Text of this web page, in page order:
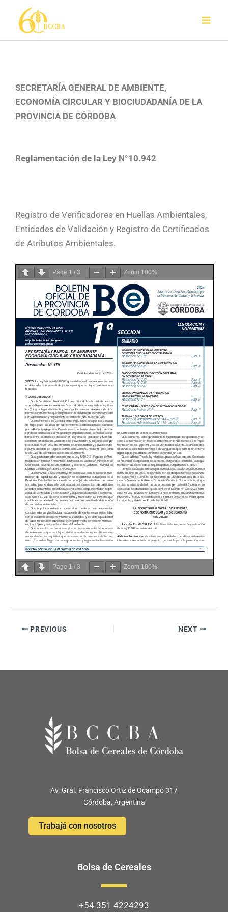
contenido
SECRETARÍA GENERAL DE AMBIENTE,
ECONOMÍA CIRCULAR Y BIOCIUDADANÍA DE LA
PROVINCIA DE CÓRDOBA
Reglamentación de la Ley N°10.942
Registro de Verificadores en Huellas Ambientales,
Entidades de Validación y Registro de Certificados
de Atributos Ambientales.
Page 1 / 3 Zoom 100%
Page 1 / 3 Zoom 100%
PREVIOUS NEXT
Av. Gral. Francisco Ortiz de Ocampo 317
Córdoba, Argentina
Trabajá con nosotros
Bolsa de Cereales
+54 351 4224293